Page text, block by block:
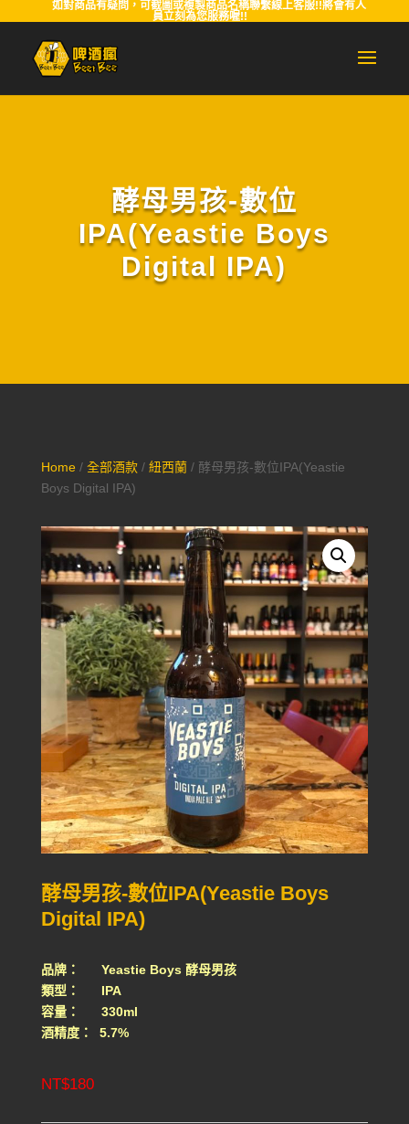
如對商品有疑問，可截圖或複製商品名稱聯繫線上客服!!將會有人
員立刻為您服務喔!!
酵母男孩-數位
IPA(Yeastie Boys
Digital IPA)
Home/ 全部酒款/ 紐西蘭/ 酵母男孩-數位IPA(Yeastie
Boys Digital IPA)
酵母男孩-數位IPA(Yeastie Boys
Digital IPA)
品牌： Yeastie Boys 酵母男孩
類型： IPA
容量： 330ml
酒精度： 5.7%
NT$180